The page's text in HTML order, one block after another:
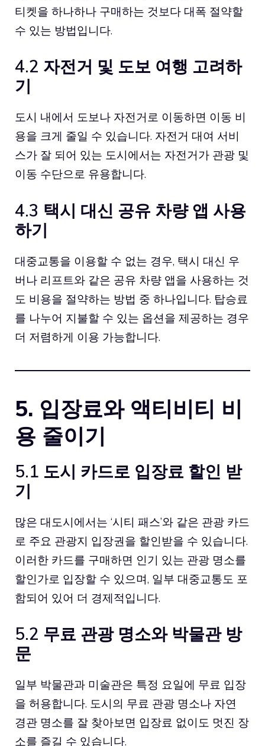
티켓을 하나하나 구매하는 것보다 대폭 절약할
수 있는 방법입니다.
4.2 자전거 및 도보 여행 고려하
기
도시 내에서 도보나 자전거로 이동하면 이동 비
용을 크게 줄일 수 있습니다. 자전거 대여 서비
스가 잘 되어 있는 도시에서는 자전거가 관광 및
이동 수단으로 유용합니다.
4.3 택시 대신 공유 차량 앱 사용
하기
대중교통을 이용할 수 없는 경우, 택시 대신 우
버 나 리프트와 같은 공유 차량 앱을 사용하는 것
도 비용을 절약하는 방법 중 하나입니다. 탑승료
를 나누어 지불할 수 있는 옵션을 제공하는 경우
더 저렴하게 이용 가능합니다.
5. 입장료와 액티비티 비
용 줄이기
5.1 도시 카드로 입장료 할인 받
기
많은 대도시에서는 ‘시티 패스’와 같은 관광 카드
로 주요 관광지 입장권을 할인받을 수 있습니다.
이러한 카드를 구매하면 인기 있는 관광 명소를
할인가로 입장할 수 있으며, 일부 대중교통도 포
함되어 있어 더 경제적입니다.
5.2 무료 관광 명소와 박물관 방
문
일부 박물관과 미술관은 특정 요일에 무료 입장
을 허용합니다. 도시의 무료 관광 명소나 자연
경관 명소를 잘 찾아보면 입장료 없이도 멋진 장
소를 즐길 수 있습니다.